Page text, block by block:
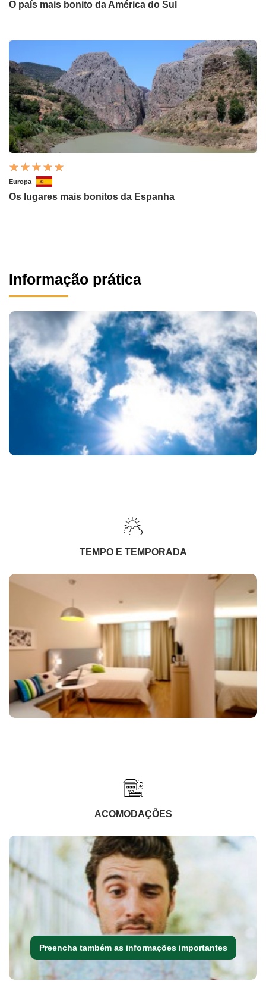
O país mais bonito da América do Sul
Europa
Os lugares mais bonitos da Espanha
Informação prática
TEMPO E TEMPORADA
ACOMODAÇÕES
Preencha também as informações importantes